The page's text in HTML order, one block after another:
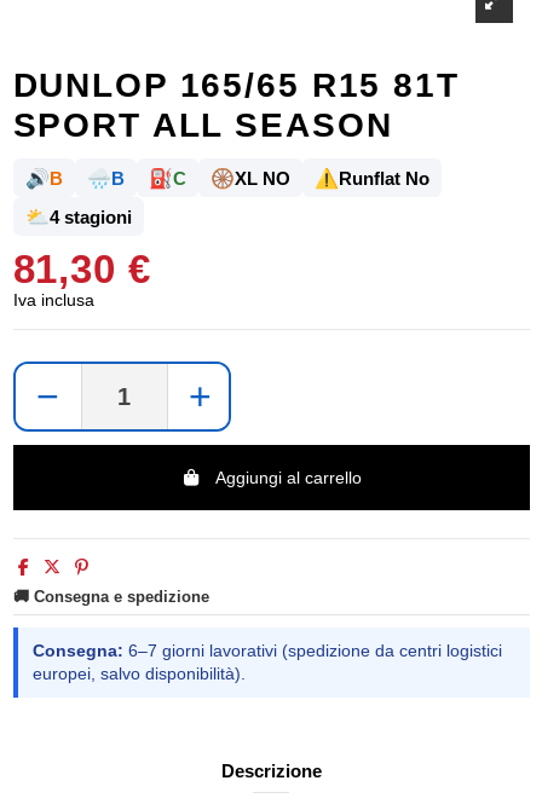
DUNLOP 165/65 R15 81T
SPORT ALL SEASON
🔊B 🌧️B ⛽C 🛞XL NO ⚠️Runflat No
⛅ 4 stagioni
81,30 €
Iva inclusa
− +
Aggiungi al carrello
🚚 Consegna e spedizione
Consegna: 6–7 giorni lavorativi (spedizione da centri logistici
europei, salvo disponibilità).
Descrizione